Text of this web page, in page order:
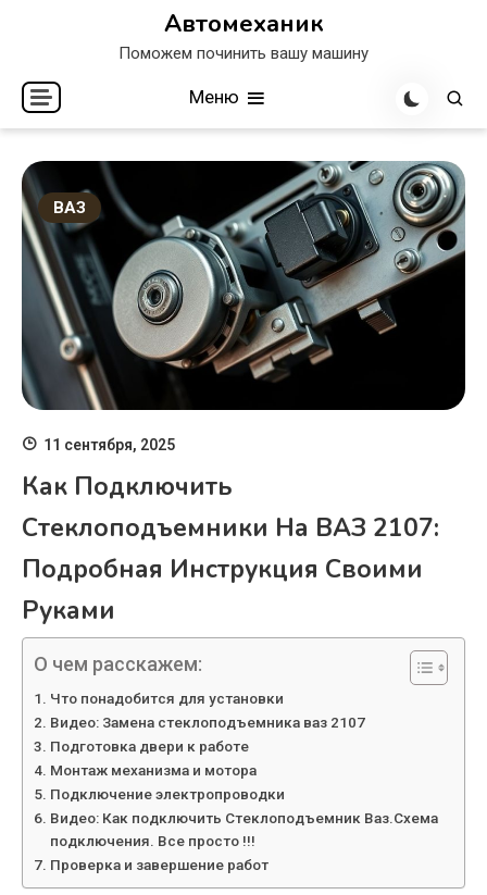
Автомеханик
Поможем починить вашу машину
Меню
ВАЗ
11 сентября, 2025
Как Подключить
Стеклоподъемники На ВАЗ 2107:
Подробная Инструкция Своими
Руками
О чем расскажем:
Что понадобится для установки
Видео: Замена стеклоподъемника ваз 2107
Подготовка двери к работе
Монтаж механизма и мотора
Подключение электропроводки
Видео: Как подключить Стеклоподъемник Ваз.Схема
подключения. Все просто !!!
Проверка и завершение работ